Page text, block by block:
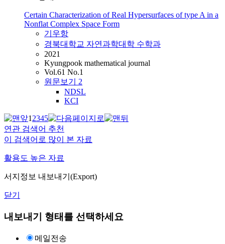
Certain Characterization of Real Hypersurfaces of type A in a
Nonflat Complex Space Form
기우항
경북대학교 자연과학대학 수학과
2021
Kyungpook mathematical journal
Vol.61 No.1
원문보기 2
NDSL
KCI
12345
연관 검색어 추천
이 검색어로 많이 본 자료
활용도 높은 자료
서지정보 내보내기(Export)
닫기
내보내기 형태를 선택하세요
메일전송